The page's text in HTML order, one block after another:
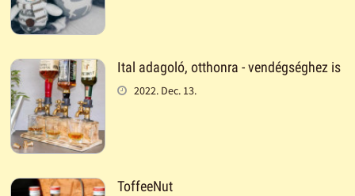
Ital adagoló, otthonra - vendégséghez is
2022. Dec. 13.
ToffeeNut